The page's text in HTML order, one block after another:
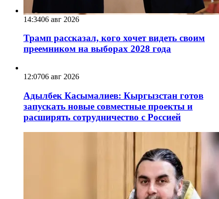
14:3406 авг 2026
Трамп рассказал, кого хочет видеть своим
преемником на выборах 2028 года
12:0706 авг 2026
Адылбек Касымалиев: Кыргызстан готов
запускать новые совместные проекты и
расширять сотрудничество с Россией